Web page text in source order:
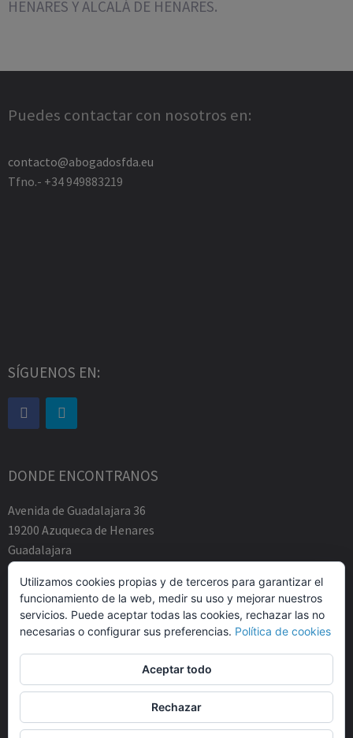
HENARES Y ALCALÁ DE HENARES.
Puedes contactar con nosotros en:
contacto@abogadosfda.eu
Tfno.- +34 949883219
SÍGUENOS EN:
DONDE ENCONTRANOS
Avenida de Guadalajara 36
19200 Azuqueca de Henares
Guadalajara
Tfno.-+34 949883219
contacto@abogadosfda.eu
Mañanas de 10:00a 14:00
Tardes de 17:00 a 20:00
© Agustin Zamarro Mogarra Abogados 2026.Allegianttema de
Utilizamos cookies propias y de terceros para garantizar el
funcionamiento de la web, medir su uso y mejorar nuestros
servicios. Puede aceptar todas las cookies, rechazar las no
necesarias o configurar sus preferencias. Política de cookies
Aceptar todo
Rechazar